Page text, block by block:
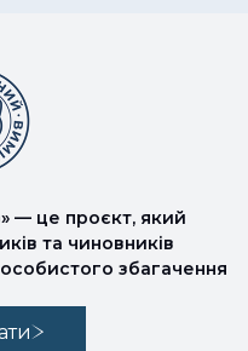
— це проєкт, який
та чиновників
збагачення